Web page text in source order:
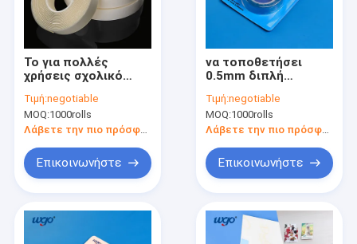
Το για πολλές
χρήσεις σχολικό
διπλό πλαισιωμένο
μη χαρακτηρισμό
ταινιών Washable
Τιμή:negotiable
MOQ:1000rolls
Λάβετε την πιο πρόσφατη τιμή
Επικοινωνήστε
να τοποθετήσει
0.5mm διπλή
μόνιμη να
τοποθετήσει
ταινιών ISO9001
Τιμή:negotiable
MOQ:1000rolls
Επικοινωνήστε